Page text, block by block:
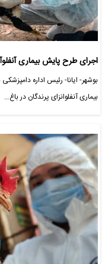
اجرای طرح پایش بیماری
بوشهر- ایانا- رئیس اداره
بیماری آنفلوانزای پرندگان در باغ…